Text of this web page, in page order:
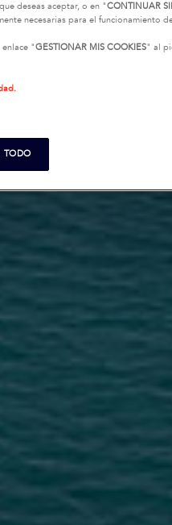
deseas aceptar, o en "CONTINUAR
necesarias para el funcionamiento
"GESTIONAR MIS COOKIES" al
TODO